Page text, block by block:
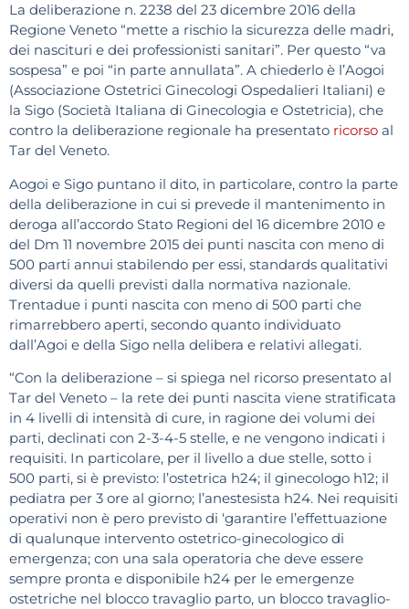
La deliberazione n. 2238 del 23 dicembre 2016 della
Regione Veneto “mette a rischio la sicurezza delle madri,
dei nascituri e dei professionisti sanitari”. Per questo “va
sospesa” e poi “in parte annullata”. A chiederlo è l’Aogoi
(Associazione Ostetrici Ginecologi Ospedalieri Italiani) e
la Sigo (Società Italiana di Ginecologia e Ostetricia), che
contro la deliberazione regionale ha presentato ricorso al
Tar del Veneto.
Aogoi e Sigo puntano il dito, in particolare, contro la parte
della deliberazione in cui si prevede il mantenimento in
deroga all’accordo Stato Regioni del 16 dicembre 2010 e
del Dm 11 novembre 2015 dei punti nascita con meno di
500 parti annui stabilendo per essi, standards qualitativi
diversi da quelli previsti dalla normativa nazionale.
Trentadue i punti nascita con meno di 500 parti che
rimarrebbero aperti, secondo quanto individuato
dall’Agoi e della Sigo nella delibera e relativi allegati.
“Con la deliberazione – si spiega nel ricorso presentato al
Tar del Veneto – la rete dei punti nascita viene stratificata
in 4 livelli di intensità di cure, in ragione dei volumi dei
parti, declinati con 2-3-4-5 stelle, e ne vengono indicati i
requisiti. In particolare, per il livello a due stelle, sotto i
500 parti, si è previsto: l’ostetrica h24; il ginecologo h12; il
pediatra per 3 ore al giorno; l’anestesista h24. Nei requisiti
operativi non è pero previsto di ‘garantire l’effettuazione
di qualunque intervento ostetrico-ginecologico di
emergenza; con una sala operatoria che deve essere
sempre pronta e disponibile h24 per le emergenze
ostetriche nel blocco travaglio parto, un blocco travaglio-